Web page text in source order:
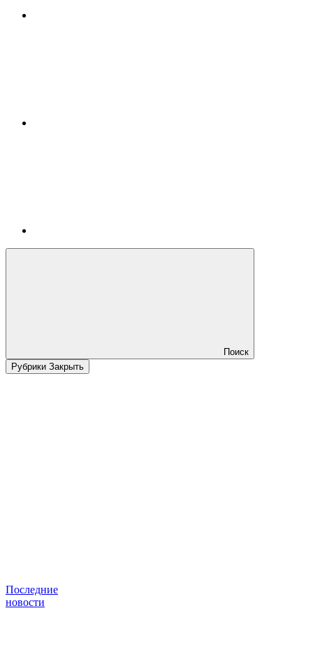
Поиск
Рубрики Закрыть
Последние
новости